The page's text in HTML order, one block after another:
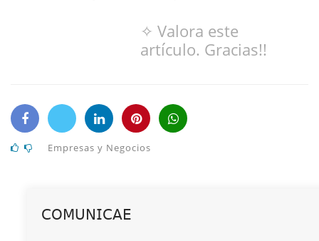
✧ Valora este
artículo. Gracias!!
Empresas y Negocios
𝖢𝖮𝖬𝖴𝖭𝖨𝖢𝖠𝖤